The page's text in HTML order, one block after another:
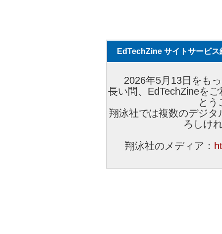
EdTechZine サイトサービス
2026年5月13日をも
長い間、EdTechZineを
とう
翔泳社では複数のデジ
ろしけ
翔泳社のメディア：